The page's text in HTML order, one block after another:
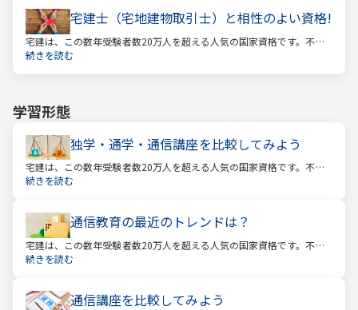
宅建士（宅地建物取引士）と相性のよい資格!
宅建は、この数年受験者数20万人を超える人気の国家資格です。不動
産業に携わる人をはじめ、他業種、学生、主婦まで、さまざまな方が
続きを読む
学習形態
独学・通学・通信講座を比較してみよう
宅建は、この数年受験者数20万人を超える人気の国家資格です。不動
産業に携わる人をはじめ、他業種、学生、主婦まで、さまざまな方が
続きを読む
通信教育の最近のトレンドは？
宅建は、この数年受験者数20万人を超える人気の国家資格です。不動
産業に携わる人をはじめ、他業種、学生、主婦まで、さまざまな方が
続きを読む
通信講座を比較してみよう